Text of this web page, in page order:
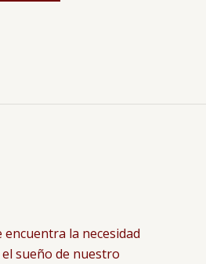
la necesidad
sueño de nuestro